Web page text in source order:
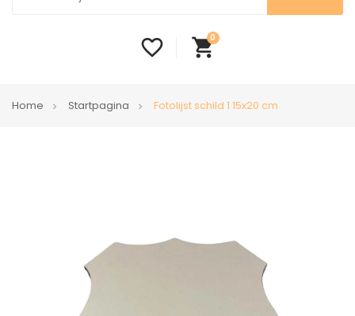
favorite_border shopping_cart
0
Home Startpagina Fotolijst schild 1 15x20 cm